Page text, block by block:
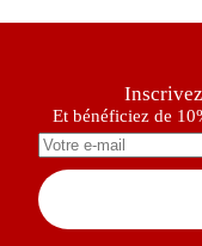
Et bénéficiez de